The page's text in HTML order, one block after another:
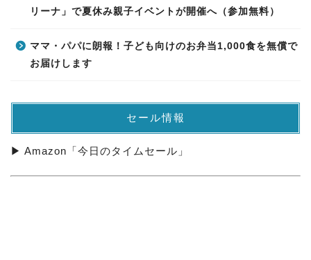
リーナ」で夏休み親子イベントが開催へ（参加無料）
ママ・パパに朗報！子ども向けのお弁当1,000食を無償で
お届けします
セール情報
▶ Amazon「今日のタイムセール」